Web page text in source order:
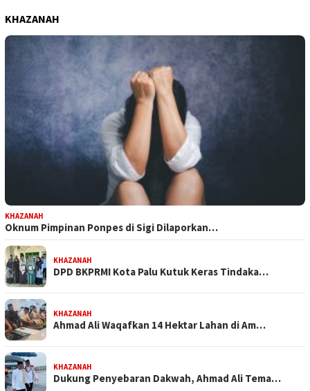
KHAZANAH
KHAZANAH
Oknum Pimpinan Ponpes di Sigi Dilaporkan…
KHAZANAH
DPD BKPRMI Kota Palu Kutuk Keras Tindaka…
KHAZANAH
Ahmad Ali Waqafkan 14 Hektar Lahan di Am…
KHAZANAH
Dukung Penyebaran Dakwah, Ahmad Ali Tema…